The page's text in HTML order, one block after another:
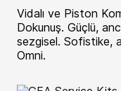
Vidalı ve Piston
Dokunuş. Güçlü,
sezgisel. Sofistike,
Omni.